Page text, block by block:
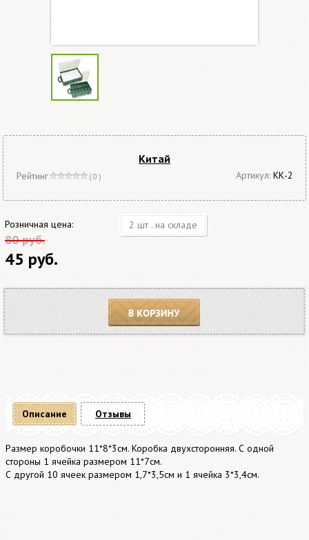
Китай
Рейтинг ( 0 ) Артикул: КК-2
Розничная цена:
80 руб.
45 руб.
2 шт . на складе
В корзину
Описание
Размер коробочки 11*8*3см. Коробка двухсторонняя. С одной
стороны 1 ячейка размером 11*7см.
С другой 10 ячеек размером 1,7*3,5см и 1 ячейка 3*3,4см.
Отзывы